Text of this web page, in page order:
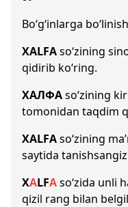
Bo‘g‘inlarga
XALFAso‘zining
qidirib ko‘ring.
ХАЛФАso‘zining
tomonidan taqdim
XALFAso‘zining
saytida tanishsangiz
XALFAso‘zida unli
qizil rang bilan